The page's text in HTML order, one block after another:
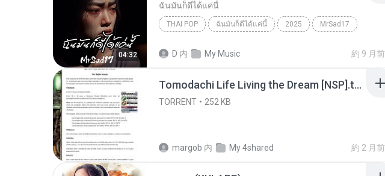
04:32
ฉันมันก็ดีได้แค่นี้
THAI POP ฉันมันก็ดีได้แค่นี้ 2025 MrSad17
D 内 My Music 約 9 月前
Tomodachi Life Living the Dream [NSP].torrent
TORRENT 252 KB
margob 内 My 4shared 約 2 月前